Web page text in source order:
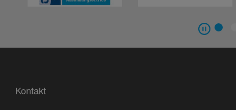
Kontakt